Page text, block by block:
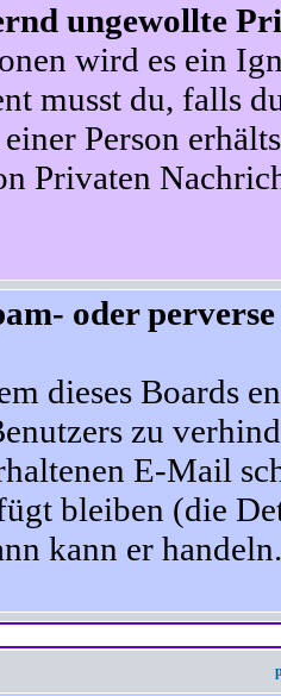
ungewollte
wird es ein
musst du, falls
Person
Privaten
oder
dieses Boards
zu
E-Mail
bleiben (die
kann er handeln.